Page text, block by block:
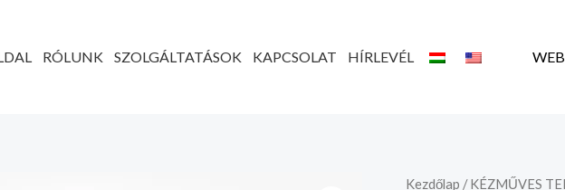
RÓLUNK SZOLGÁLTATÁSOK KAPCSOLAT HÍRLEVÉL
Kezdőlap /KÉZMŰVES
Müzlis